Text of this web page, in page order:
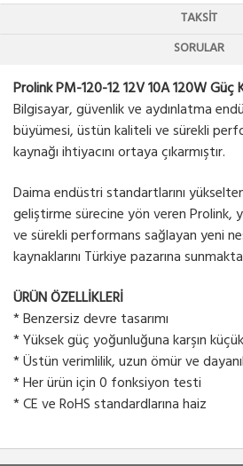
TAKSIT
SORULAR
Prolink PM-120-12 12V 10A 120W Güç
Bilgisayar, güvenlik ve aydınlatma
büyümesi, üstün kaliteli ve sürekli
kaynağı ihtiyacını ortaya çıkarmıştır.
Daima endüstri standartlarını
geliştirme sürecine yön veren Prolink,
ve sürekli performans sağlayan yeni
kaynaklarını Türkiye pazarına
ÜRÜN ÖZELLİKLERİ
* Benzersiz devre tasarımı
* Yüksek güç yoğunluğuna karşın
* Üstün verimlilik, uzun ömür ve
* Her ürün için 0 fonksiyon testi
* CE ve RoHS standardlarına haiz